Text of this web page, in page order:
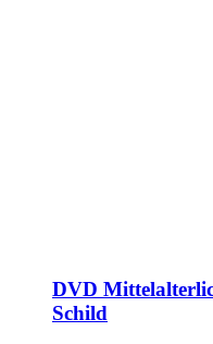
DVD
Schild